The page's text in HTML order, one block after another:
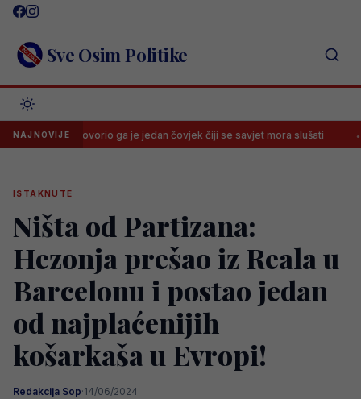
Skip
content Sve Osim Politike
NAJNOVIJE
nagovorio ga je jedan čovjek čiji se savjet mora slušati
ISTAKNUTE
Ništa od Partizana:
Hezonja prešao iz Reala u
Barcelonu i postao jedan
od najplaćenijih
košarkaša u Evropi!
Redakcija Sop·14/06/2024